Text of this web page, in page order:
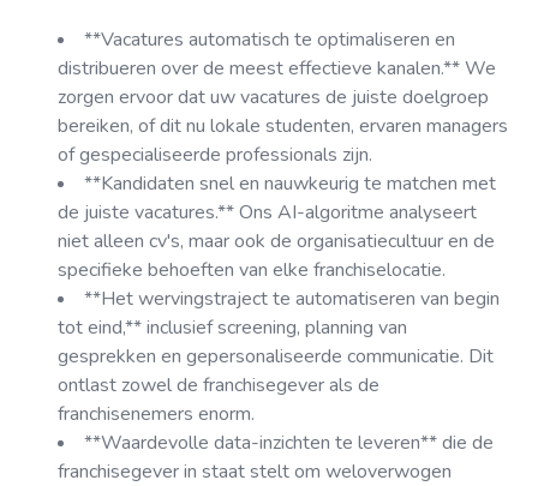
**Vacatures automatisch te optimaliseren en
distribueren over de meest effectieve kanalen.** We
zorgen ervoor dat uw vacatures de juiste doelgroep
bereiken, of dit nu lokale studenten, ervaren managers
of gespecialiseerde professionals zijn.
**Kandidaten snel en nauwkeurig te matchen met
de juiste vacatures.** Ons AI-algoritme analyseert
niet alleen cv's, maar ook de organisatiecultuur en de
specifieke behoeften van elke franchiselocatie.
**Het wervingstraject te automatiseren van begin
tot eind,** inclusief screening, planning van
gesprekken en gepersonaliseerde communicatie. Dit
ontlast zowel de franchisegever als de
franchisenemers enorm.
**Waardevolle data-inzichten te leveren** die de
franchisegever in staat stelt om weloverwogen